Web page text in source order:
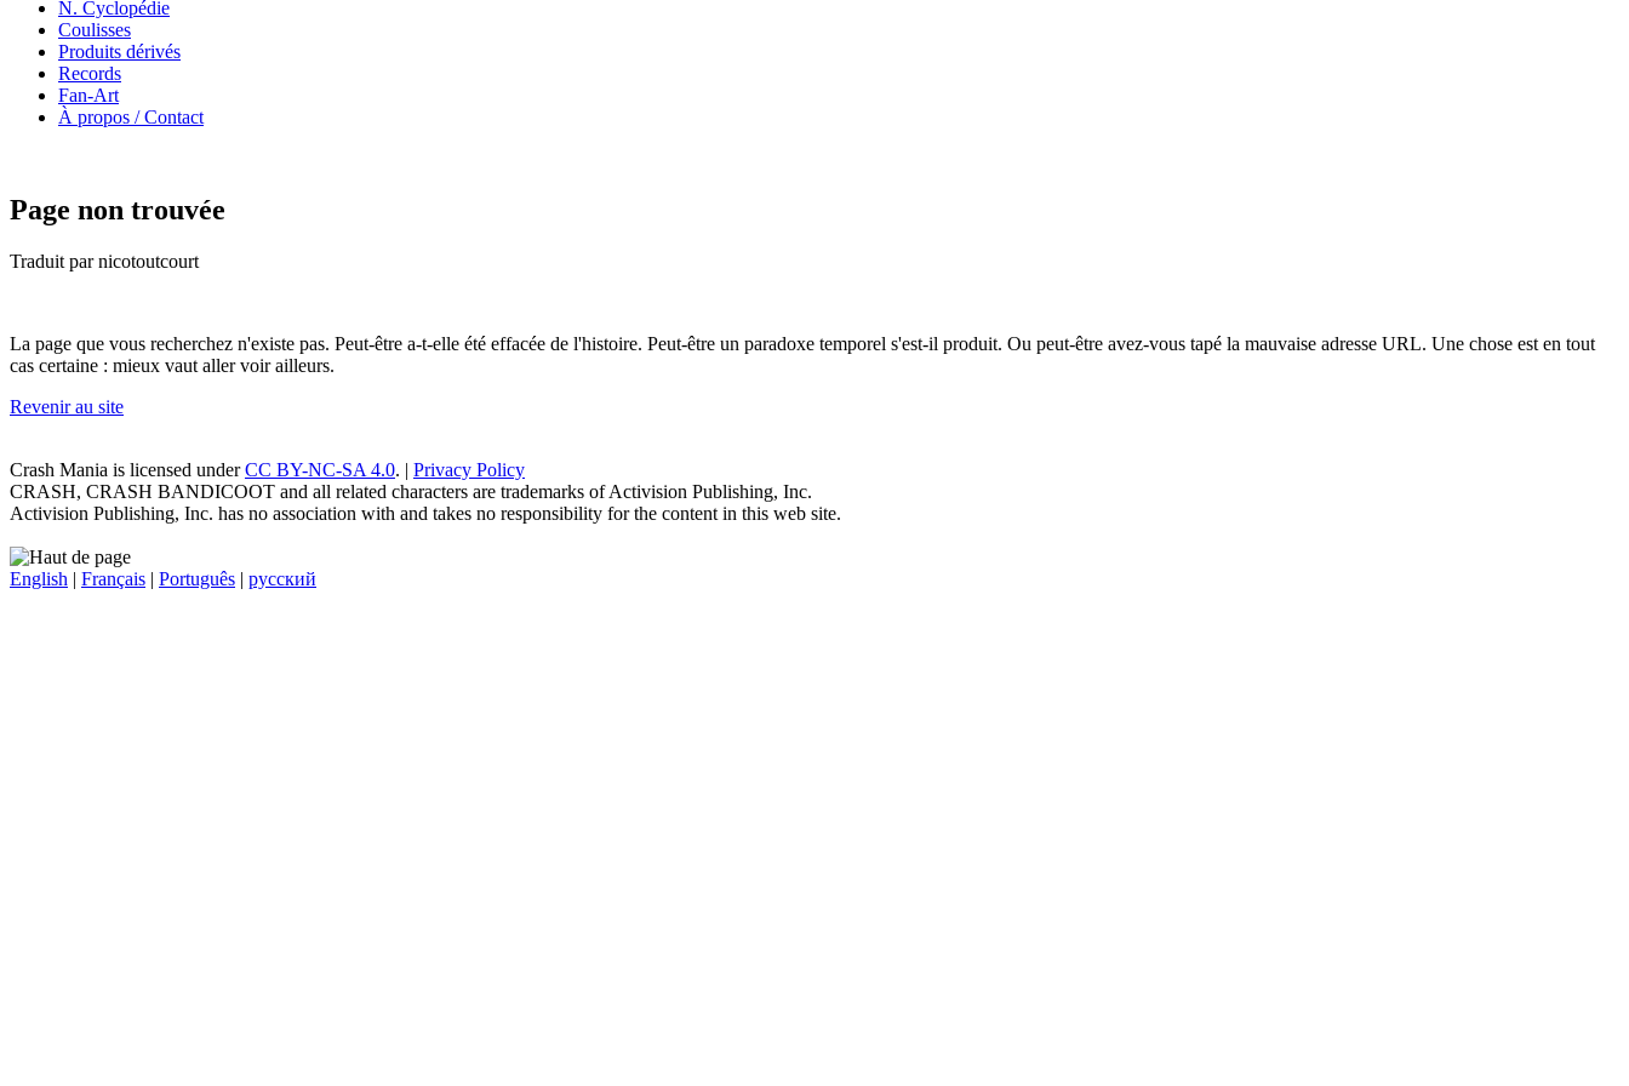
N. Cyclopédie
Coulisses
Produits dérivés
Records
Fan-Art
À propos / Contact
Page non trouvée
Traduit par nicotoutcourt
La page que vous recherchez n'existe pas. Peut-être a-t-elle été effacée de l'histoire. Peut-être un paradoxe temporel s'est-il produit. Ou peut-être avez-vous tapé la mauvaise adresse URL. Une chose est en tout
cas certaine : mieux vaut aller voir ailleurs.
Revenir au site
Crash Mania is licensed underCC BY-NC-SA 4.0. | Privacy Policy
CRASH, CRASH BANDICOOT and all related characters are trademarks of Activision Publishing, Inc.
Activision Publishing, Inc. has no association with and takes no responsibility for the content in this web site.
English | Français | Português | русский